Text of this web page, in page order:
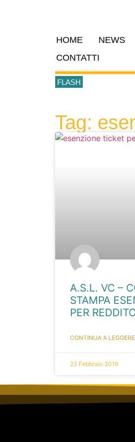
HOME NEWS
CONTATTI
FLASH
Tag:
A.S.L. VC –
STAMPA
PER
CONTINUA A
23 Febbraio 2019